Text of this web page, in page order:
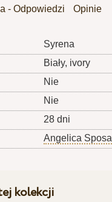
- Odpowiedzi Opinie
Syrena
Biały, ivory
Nie
Nie
28 dni
Angelica Sposa
kolekcji